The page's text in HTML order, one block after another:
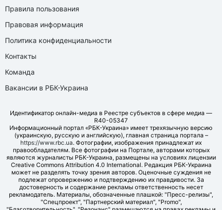
Правила пользования
Правовая информация
Политика конфиденциальности
Контакты
Команда
Вакансии в РБК-Украина
Идентификатор онлайн-медиа в Реестре субъектов в сфере медиа —
R40-05347
Информационный портал «РБК-Украина» имеет трехязычную версию
(украинскую, русскую и английскую), главная страница портала –
https://www.rbc.ua. Фотографии, изображения принадлежат их
правообладателям. Все фотографии на Портале, авторами которых
являются журналисты РБК-Украина, размещены на условиях лицензии
Creative Commons Attribution 4.0 International. Редакция РБК-Украина
может не разделять точку зрения авторов. Оценочные суждения не
подлежат опровержению и подтверждению их правдивости. За
достоверность и содержание рекламы ответственность несет
рекламодатель. Материалы, обозначенные плашкой: "Пресс-релизы",
"Спецпроект", "Партнерский материал", "Promo",